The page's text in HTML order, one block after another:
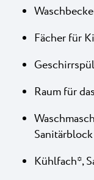
Fächer für
Raum für
Sanitärblock
Kühlfach*,